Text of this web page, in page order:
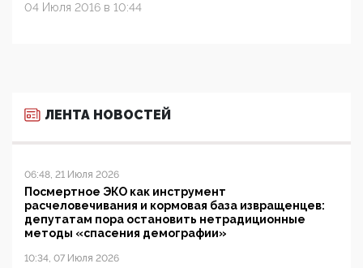
04 Июля 2016 в 10:44
ЛЕНТА НОВОСТЕЙ
06:48, 21 Июля 2026
Посмертное ЭКО как инструмент
расчеловечивания и кормовая база извращенцев:
депутатам пора остановить нетрадиционные
методы «спасения демографии»
10:34, 07 Июля 2026